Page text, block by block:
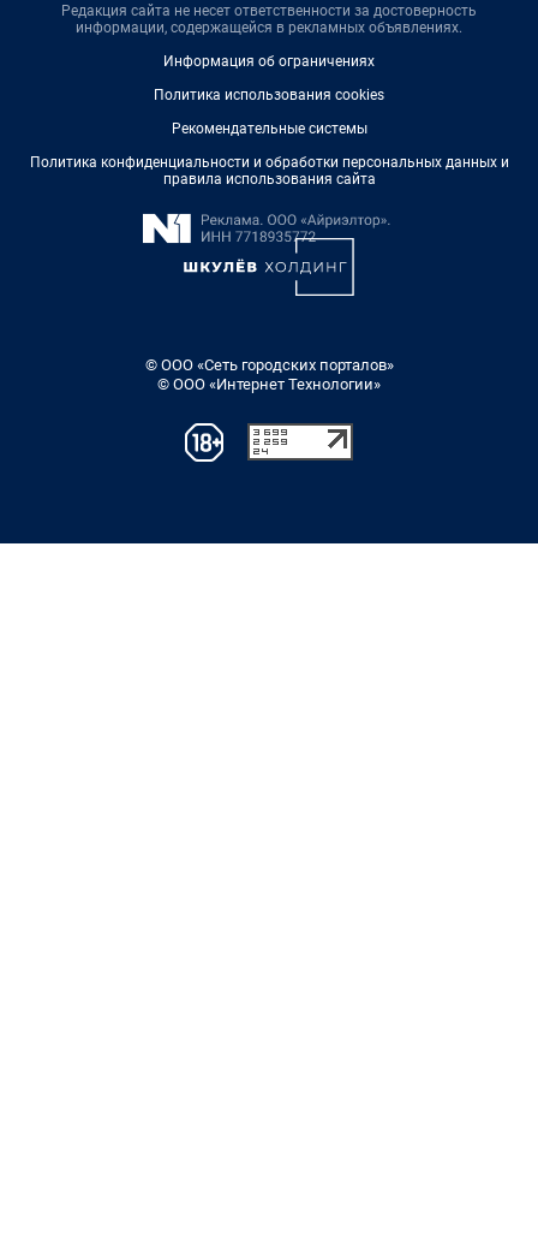
Редакция сайта не несет ответственности за достоверность
информации, содержащейся в рекламных объявлениях.
Информация об ограничениях
Политика использования cookies
Рекомендательные системы
Политика конфиденциальности и обработки персональных данных и
правила использования сайта
© ООО «Сеть городских порталов»
© ООО «Интернет Технологии»